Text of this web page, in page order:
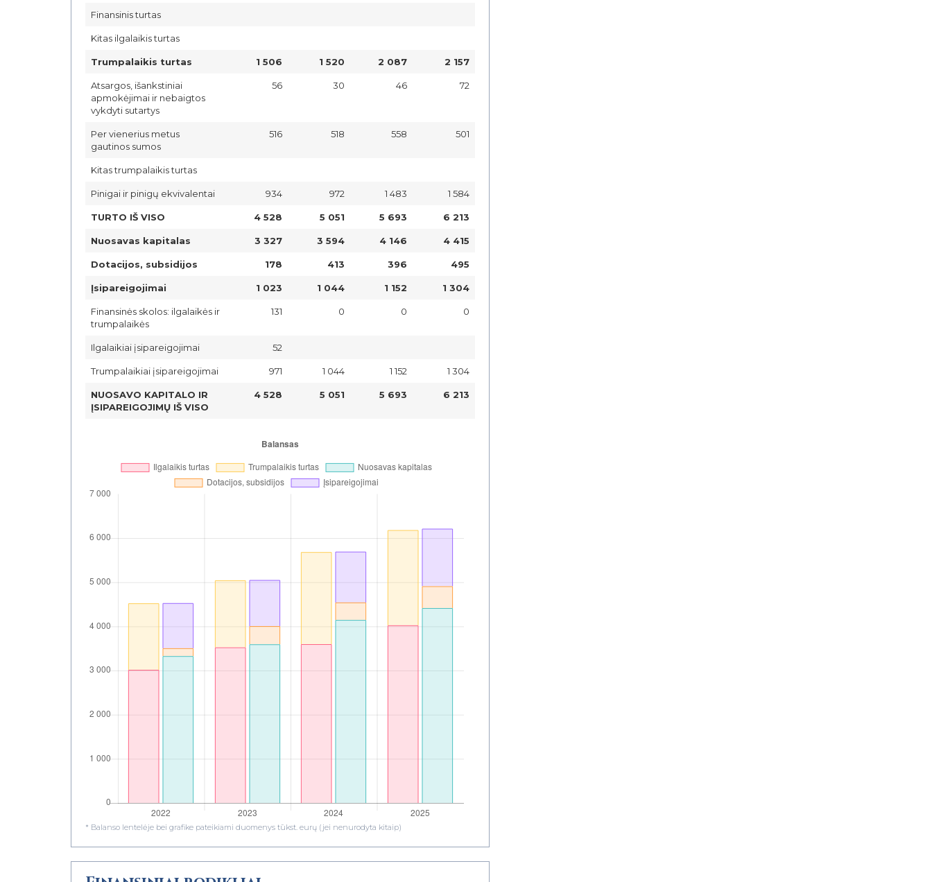
Finansinis turtas
Kitas ilgalaikis turtas
Trumpalaikis turtas 1 506 1 520 2 087 2 157
Atsargos, išankstiniai
apmokėjimai ir nebaigtos
vykdyti sutartys
56 30 46 72
Per vienerius metus
gautinos sumos
516 518 558 501
Kitas trumpalaikis turtas
Pinigai ir pinigų ekvivalentai 934 972 1 483 1 584
TURTO IŠ VISO 4 528 5 051 5 693 6 213
Nuosavas kapitalas 3 327 3 594 4 146 4 415
Dotacijos, subsidijos 178 413 396 495
Įsipareigojimai 1 023 1 044 1 152 1 304
Finansinės skolos: ilgalaikės ir
trumpalaikės
131 0 0 0
Ilgalaikiai įsipareigojimai 52
Trumpalaikiai įsipareigojimai 971 1 044 1 152 1 304
NUOSAVO KAPITALO IR
ĮSIPAREIGOJIMŲ IŠ VISO
4 528 5 051 5 693 6 213
* Balanso lentelėje bei grafike pateikiami duomenys tūkst. eurų (jei nenurodyta kitaip)